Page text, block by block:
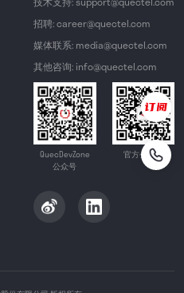
招聘: career@quectel.com
媒体联系: media@quectel.com
其他咨询: info@quectel.com
QuecDevZone
公众号
官方公众号